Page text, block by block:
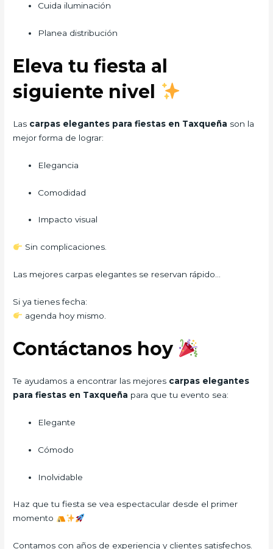
Cuida iluminación
Planea distribución
Eleva tu fiesta al
siguiente nivel
Las carpas elegantes para fiestas en Taxqueña son la
mejor forma de lograr:
Elegancia
Comodidad
Impacto visual
Sin complicaciones.
Las mejores carpas elegantes se reservan rápido…
Si ya tienes fecha:
agenda hoy mismo.
Contáctanos hoy
Te ayudamos a encontrar las mejores carpas elegantes
para fiestas en Taxqueña para que tu evento sea:
Elegante
Cómodo
Inolvidable
Haz que tu fiesta se vea espectacular desde el primer
momento
Contamos con años de experiencia y clientes satisfechos.